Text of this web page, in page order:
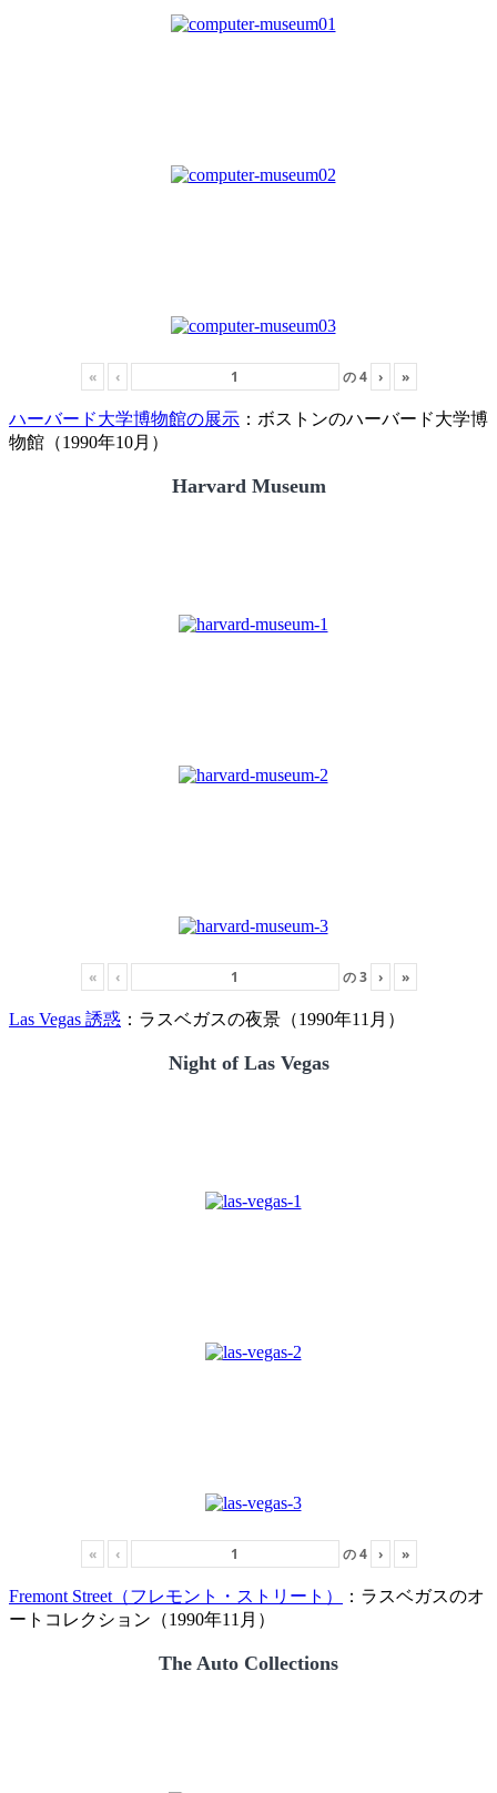
« ‹ の4 › »
ハーバード大学博物館の展示 ：ボストンのハーバード大学博
物館（1990年10月）
Harvard Museum
« ‹ の3 › »
Las Vegas 誘惑 ：ラスベガスの夜景（1990年11月）
Night of Las Vegas
« ‹ の4 › »
Fremont Street（フレモント・ストリート）
：ラスベガスのオ
ートコレクション（1990年11月）
The Auto Collections